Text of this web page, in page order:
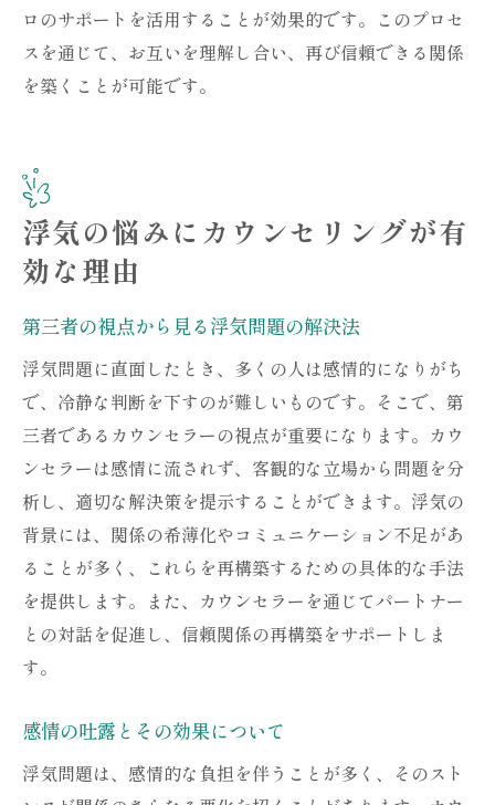
ロのサポートを活用することが効果的です。このプロセ
スを通じて、お互いを理解し合い、再び信頼できる関係
を築くことが可能です。
浮気の悩みにカウンセリングが有
効な理由
第三者の視点から見る浮気問題の解決法
浮気問題に直面したとき、多くの人は感情的になりがち
で、冷静な判断を下すのが難しいものです。そこで、第
三者であるカウンセラーの視点が重要になります。カウ
ンセラーは感情に流されず、客観的な立場から問題を分
析し、適切な解決策を提示することができます。浮気の
背景には、関係の希薄化やコミュニケーション不足があ
ることが多く、これらを再構築するための具体的な手法
を提供します。また、カウンセラーを通じてパートナー
との対話を促進し、信頼関係の再構築をサポートしま
す。
感情の吐露とその効果について
浮気問題は、感情的な負担を伴うことが多く、そのスト